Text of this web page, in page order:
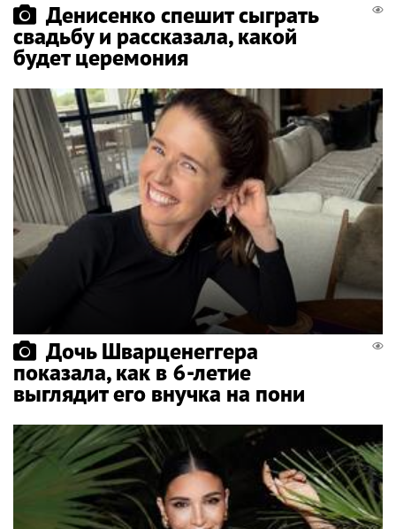
Денисенко спешит сыграть
свадьбу и рассказала, какой
будет церемония
Дочь Шварценеггера
показала, как в 6-летие
выглядит его внучка на пони